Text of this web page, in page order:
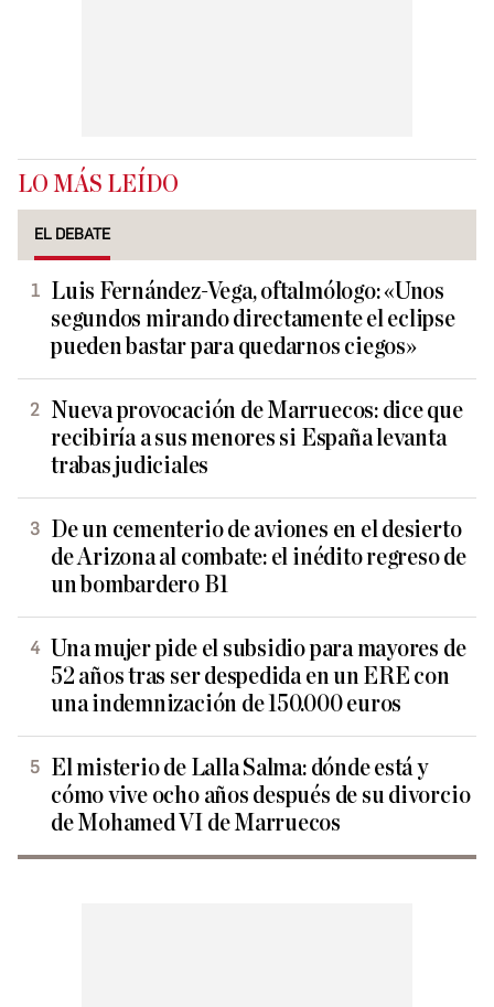
LO MÁS LEÍDO
EL DEBATE
Luis Fernández-Vega, oftalmólogo: «Unos
segundos mirando directamente el eclipse
pueden bastar para quedarnos ciegos»
Nueva provocación de Marruecos: dice que
recibiría a sus menores si España levanta
trabas judiciales
De un cementerio de aviones en el desierto
de Arizona al combate: el inédito regreso de
un bombardero B1
Una mujer pide el subsidio para mayores de
52 años tras ser despedida en un ERE con
una indemnización de 150.000 euros
El misterio de Lalla Salma: dónde está y
cómo vive ocho años después de su divorcio
de Mohamed VI de Marruecos